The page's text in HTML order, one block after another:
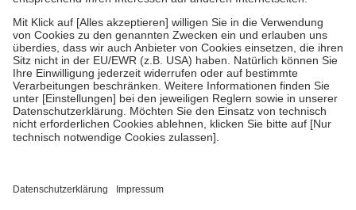
stärken und die besondere Stellung der Familie zu unterstützen,
fallenkeine Zuzahlungenan bei:
• Kindern und Jugendlichen bis zum vollendeten 18. Lebensjahr
mit Ausnahme der Fahrkosten
• Untersuchungen zur Vorsorge und Früherkennung, die von der
GKV getragen werden
• empfohlenen Schutzimpfungen
• Harn- und Blutteststreifen
getroffen, um sicherzustellen, dass es sich um echte Bewertungen